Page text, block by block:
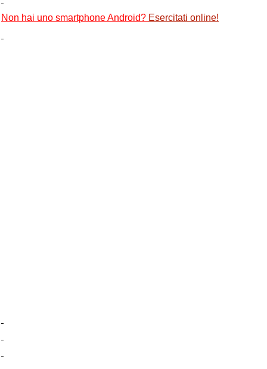
Non hai uno smartphone Android? Esercitati online!